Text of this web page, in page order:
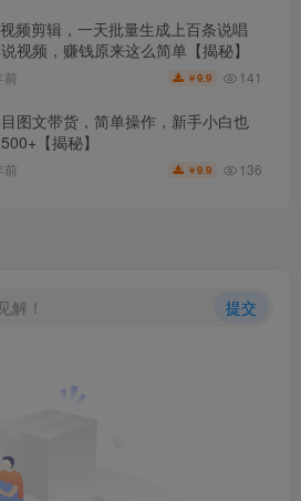
频剪辑，一天批量生成上百条说唱
视频，赚钱原来这么简单【揭秘】
前 ￥9.9 141
图文带货，简单操作，新手小白也
【揭秘】
前 ￥9.9 136
解！ 提交